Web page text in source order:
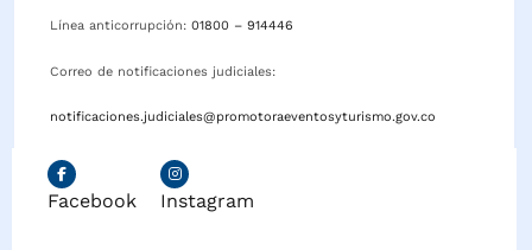
Línea anticorrupción: 01800 – 914446
Correo de notificaciones judiciales:
notificaciones.judiciales@promotoraeventosyturismo.gov.co
Facebook Instagram